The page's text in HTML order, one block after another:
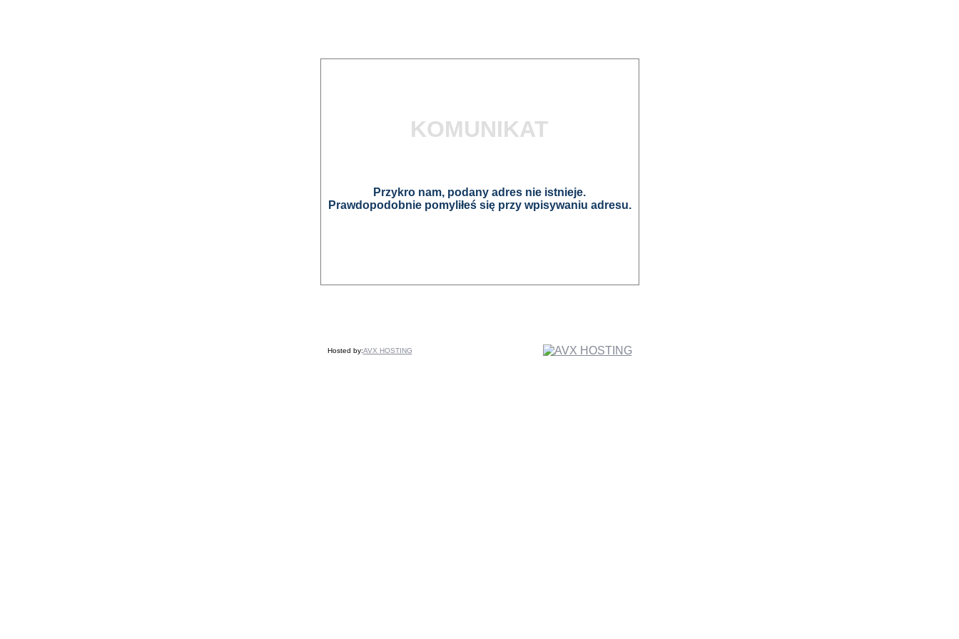
KOMUNIKAT
Przykro nam, podany adres nie istnieje.
Prawdopodobnie pomyliłeś się przy wpisywaniu adresu.
Hosted by:AVX HOSTING